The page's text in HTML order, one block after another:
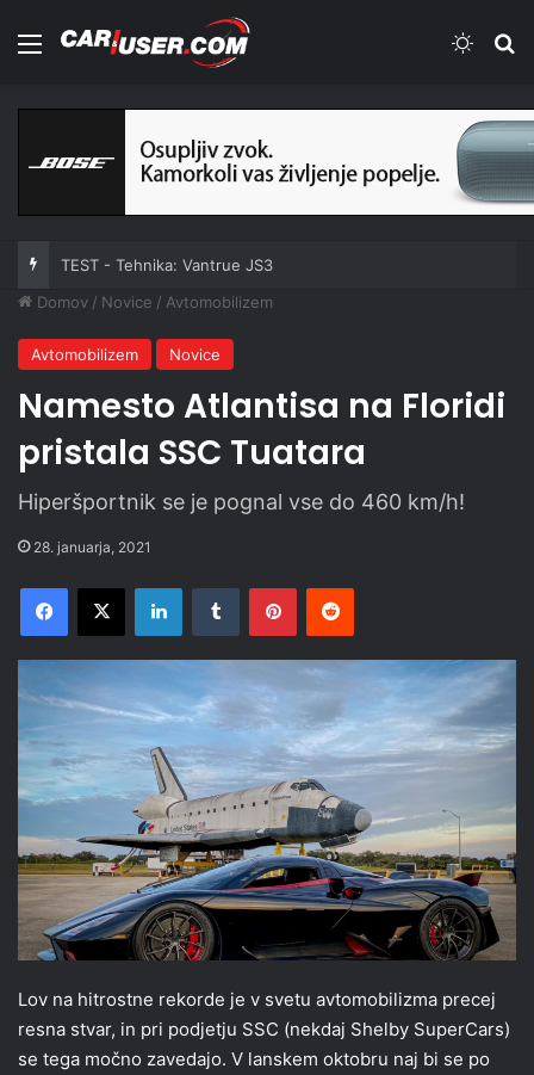
Meni
TEST - Tehnika: Vantrue JS3
Domov / Novice / Avtomobilizem
Avtomobilizem Novice
Namesto Atlantisa na Floridi
pristala SSC Tuatara
Hiperšportnik se je pognal vse do 460 km/h!
28. januarja, 2021
Facebook
X LinkedInTumblr PinterestReddit
Lov na hitrostne rekorde je v svetu avtomobilizma precej
resna stvar, in pri podjetju SSC (nekdaj Shelby SuperCars)
se tega močno zavedajo. V lanskem oktobru naj bi se po